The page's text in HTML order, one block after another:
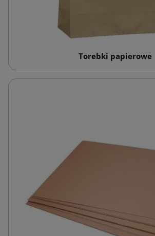
Torebki papierowe